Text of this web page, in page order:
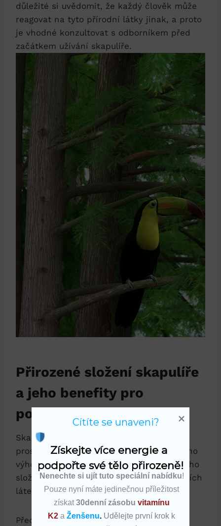
důležité si uvědomit, že každý člověk může
reagovat na tyto přírodní látky jinak, a proto
je vhodné konzultovat s odborníkem před
začátkem užívání skapulíře.
Přirozené složení skapulíře
a jeho benefity pro
pohybový aparát
Skapulíř je jedinečným a přírodním
prostředkem, který může nabídnout mnoho
výhod pro zdraví pohybového aparátu. Jeho
složení je přirozené a využívá sílu přírodních
látek.
Především je skapulíř bohatým zdrojem
Získejte více energie a
podpořte své tělo přirozeně!
Nenechte si ujít tuto speciální nabídku!
Pouze nyní máte jedinečnou příležitost
získat 30denní zásobu vitamínu
K2 aŽenšenu. Udělejte první krok k
Cítíte se unaveni?